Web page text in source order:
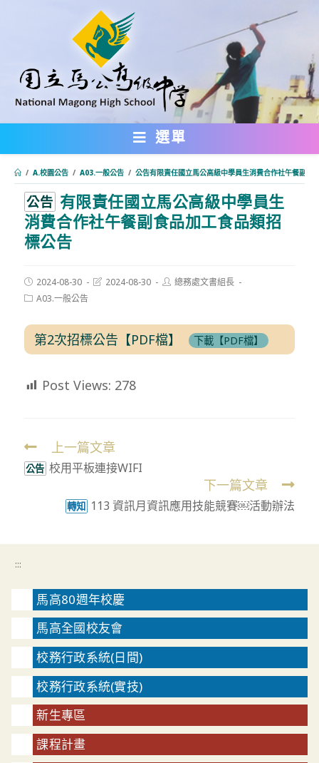
內
選單
/ A.校園公告 / A03.一般公告 / 公告有限責任國立馬公高級中學員生消費合作社午餐副食
公告 有限責任國立馬公高級中學員生
消費合作社午餐副食品加工食品類招
標公告
Post
published:
2024-08-30
Post2024-08-30
Post總務處文書組長
PostA03.一般公告
第2次招標公告【PDF檔】 下載【PDF檔】
Post Views: 278
Read
more
上一篇文章
公告 校用平板連接WIFI
下一篇文章
轉知 113 資訊月資訊應用技能競賽￼活動辦法
:::
馬高80週年校慶
馬高全國校友會
校務行政系統(日間)
校務行政系統(實技)
新生專區
課程計畫